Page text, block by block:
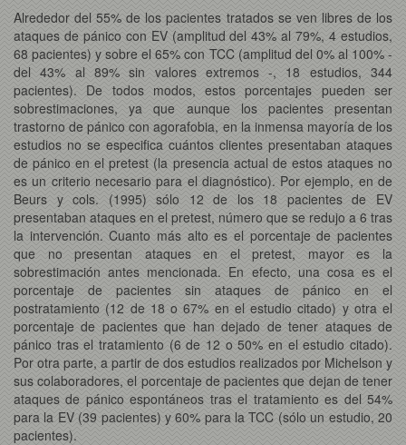
Alrededor del 55% de los pacientes tratados se ven libres de los
ataques de pánico con EV (amplitud del 43% al 79%, 4 estudios,
68 pacientes) y sobre el 65% con TCC (amplitud del 0% al 100% -
del 43% al 89% sin valores extremos -, 18 estudios, 344
pacientes). De todos modos, estos porcentajes pueden ser
sobrestimaciones, ya que aunque los pacientes presentan
trastorno de pánico con agorafobia, en la inmensa mayoría de los
estudios no se especifica cuántos clientes presentaban ataques
de pánico en el pretest (la presencia actual de estos ataques no
es un criterio necesario para el diagnóstico). Por ejemplo, en de
Beurs y cols. (1995) sólo 12 de los 18 pacientes de EV
presentaban ataques en el pretest, número que se redujo a 6 tras
la intervención. Cuanto más alto es el porcentaje de pacientes
que no presentan ataques en el pretest, mayor es la
sobrestimación antes mencionada. En efecto, una cosa es el
porcentaje de pacientes sin ataques de pánico en el
postratamiento (12 de 18 o 67% en el estudio citado) y otra el
porcentaje de pacientes que han dejado de tener ataques de
pánico tras el tratamiento (6 de 12 o 50% en el estudio citado).
Por otra parte, a partir de dos estudios realizados por Michelson y
sus colaboradores, el porcentaje de pacientes que dejan de tener
ataques de pánico espontáneos tras el tratamiento es del 54%
para la EV (39 pacientes) y 60% para la TCC (sólo un estudio, 20
pacientes).